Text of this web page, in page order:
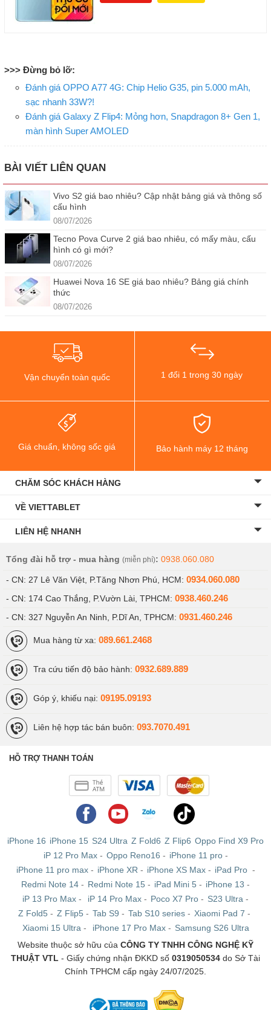
>>> Đừng bỏ lỡ:
Đánh giá OPPO A77 4G: Chip Helio G35, pin 5.000 mAh,
sạc nhanh 33W?!
Đánh giá Galaxy Z Flip4: Mỏng hơn, Snapdragon 8+ Gen 1,
màn hình Super AMOLED
BÀI VIẾT LIÊN QUAN
Vivo S2 giá bao nhiêu? Cập nhật bảng giá và thông số
cấu hình
08/07/2026
Tecno Pova Curve 2 giá bao nhiêu, có mấy màu, cấu
hình có gì mới?
08/07/2026
Huawei Nova 16 SE giá bao nhiêu? Bảng giá chính
thức
08/07/2026
Vận chuyển toàn quốc 1 đổi 1 trong 30 ngày
Giá chuẩn, không sốc giá Bảo hành máy 12 tháng
CHĂM SÓC KHÁCH HÀNG
VỀ VIETTABLET
LIÊN HỆ NHANH
Tổng đài hỗ trợ - mua hàng (miễn phí): 0938.060.080
- CN: 27 Lê Văn Việt, P.Tăng Nhơn Phú, HCM: 0934.060.080
- CN: 174 Cao Thắng, P.Vườn Lài, TPHCM: 0938.460.246
- CN: 327 Nguyễn An Ninh, P.Dĩ An, TPHCM: 0931.460.246
Mua hàng từ xa: 089.661.2468
Tra cứu tiến độ bảo hành: 0932.689.889
Góp ý, khiếu nại: 09195.09193
Liên hệ hợp tác bán buôn: 093.7070.491
HỖ TRỢ THANH TOÁN
iPhone 16 iPhone 15 S24 Ultra Z Fold6 Z Flip6 Oppo Find X9 Pro
iP 12 Pro Max- Oppo Reno16 - iPhone 11 pro-
iPhone 11 pro max- iPhone XR - iPhone XS Max- iPad Pro -
Redmi Note 14 - Redmi Note 15 - iPad Mini 5 - iPhone 13 -
iP 13 Pro Max - iP 14 Pro Max - Poco X7 Pro - S23 Ultra -
Z Fold5 - Z Flip5 - Tab S9 - Tab S10 series - Xiaomi Pad 7 -
Xiaomi 15 Ultra - iPhone 17 Pro Max- Samsung S26 Ultra
Website thuộc sở hữu của CÔNG TY TNHH CÔNG NGHỆ KỸ
THUẬT VTL - Giấy chứng nhận ĐKKD số 0319050534 do Sở Tài
Chính TPHCM cấp ngày 24/07/2025.